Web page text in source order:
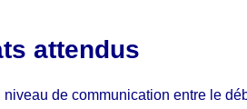
attendus
de communication entre le